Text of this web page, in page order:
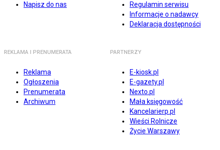
Napisz do nas
Regulamin serwisu
Informacje o nadawcy
Deklaracja dostępności
REKLAMA I PRENUMERATA
Reklama
Ogłoszenia
Prenumerata
Archiwum
PARTNERZY
E-kiosk.pl
E-gazety.pl
Nexto.pl
Mała księgowość
Kancelarierp.pl
Wieści Rolnicze
Życie Warszawy